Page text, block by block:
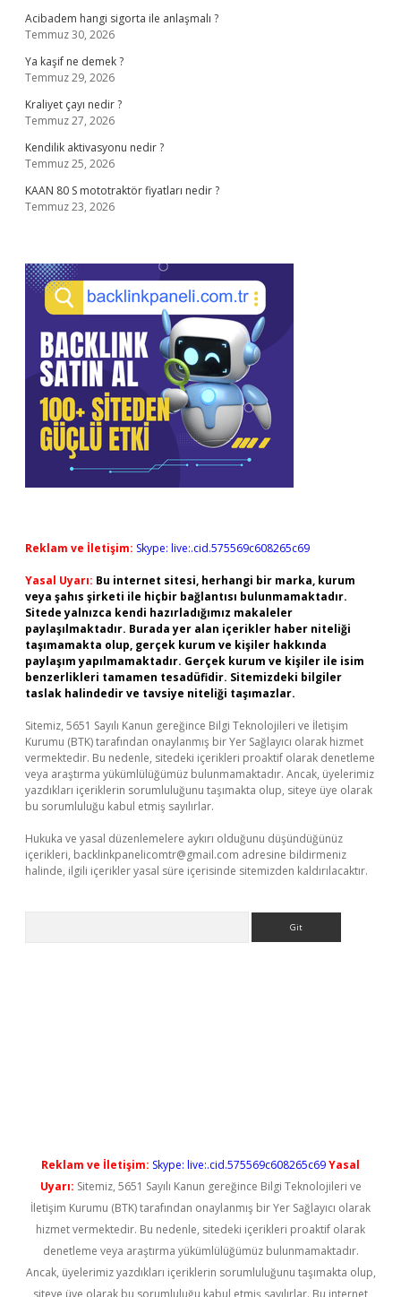
Acibadem hangi sigorta ile anlaşmalı ?
Temmuz 30, 2026
Ya kaşif ne demek ?
Temmuz 29, 2026
Kraliyet çayı nedir ?
Temmuz 27, 2026
Kendilik aktivasyonu nedir ?
Temmuz 25, 2026
KAAN 80 S mototraktör fiyatları nedir ?
Temmuz 23, 2026
Reklam ve İletişim: Skype: live:.cid.575569c608265c69
Yasal Uyarı: Bu internet sitesi, herhangi bir marka, kurum
veya şahıs şirketi ile hiçbir bağlantısı bulunmamaktadır.
Sitede yalnızca kendi hazırladığımız makaleler
paylaşılmaktadır. Burada yer alan içerikler haber niteliği
taşımamakta olup, gerçek kurum ve kişiler hakkında
paylaşım yapılmamaktadır. Gerçek kurum ve kişiler ile isim
benzerlikleri tamamen tesadüfidir. Sitemizdeki bilgiler
taslak halindedir ve tavsiye niteliği taşımazlar.
Sitemiz, 5651 Sayılı Kanun gereğince Bilgi Teknolojileri ve İletişim
Kurumu (BTK) tarafından onaylanmış bir Yer Sağlayıcı olarak hizmet
vermektedir. Bu nedenle, sitedeki içerikleri proaktif olarak denetleme
veya araştırma yükümlülüğümüz bulunmamaktadır. Ancak, üyelerimiz
yazdıkları içeriklerin sorumluluğunu taşımakta olup, siteye üye olarak
bu sorumluluğu kabul etmiş sayılırlar.
Hukuka ve yasal düzenlemelere aykırı olduğunu düşündüğünüz
içerikleri, backlinkpanelicomtr@gmail.com adresine bildirmeniz
halinde, ilgili içerikler yasal süre içerisinde sitemizden kaldırılacaktır.
Reklam ve İletişim: Skype: live:.cid.575569c608265c69Yasal
Uyarı: Sitemiz, 5651 Sayılı Kanun gereğince Bilgi Teknolojileri ve
İletişim Kurumu (BTK) tarafından onaylanmış bir Yer Sağlayıcı olarak
hizmet vermektedir. Bu nedenle, sitedeki içerikleri proaktif olarak
denetleme veya araştırma yükümlülüğümüz bulunmamaktadır.
Ancak, üyelerimiz yazdıkları içeriklerin sorumluluğunu taşımakta olup,
siteye üye olarak bu sorumluluğu kabul etmiş sayılırlar. Bu internet